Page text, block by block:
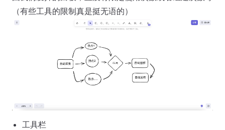
（有些工具的限制真是挺无语的）
工具栏